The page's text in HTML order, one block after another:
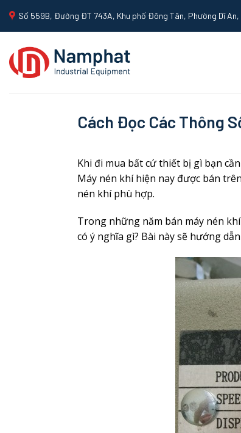
Số 559B, Đường ĐT 743A, Khu phố Đông Tân, Phường Dĩ An,
Cách Đọc Các Thông
Khi đi mua bất cứ thiết bị gì bạn
Máy nén khí hiện nay được bán
nén khí phù hợp.
Trong những năm bán máy nén
có ý nghĩa gì? Bài này sẽ hướng